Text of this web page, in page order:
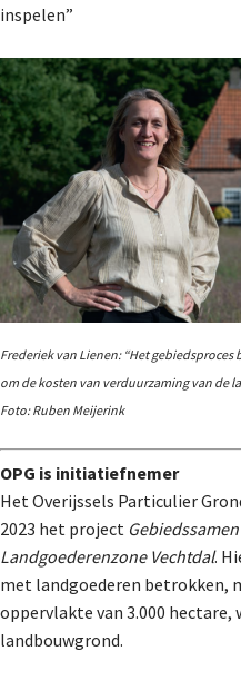
inspelen”
Frederiek van Lienen: “Het
om de kosten van verduurzaming van de
Foto: Ruben Meijerink
OPG is initiatiefnemer
Het Overijssels Particulier
2023 het project
Landgoederenzone Vechtdal.
met landgoederen betrokken,
oppervlakte van 3.000 hectare,
landbouwgrond.